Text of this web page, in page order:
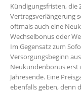
Kündigungsfristen, die
Vertragsverlängerung
oftmals auch eine
Wechselbonus oder
Im Gegensatz zum
Versorgungsbeginn
Neukundenbonus erst
Jahresende. Eine
ebenfalls geben, denn